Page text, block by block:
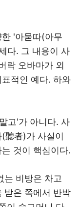
'아묻따(아무
다. 그 내용이 사
락 오바마가 외
적인 예다. 하와
고'가 아니다. 사
聽者)가 사실이
것이 핵심이다.
는 비방은 차고
받은 쪽에서 반박